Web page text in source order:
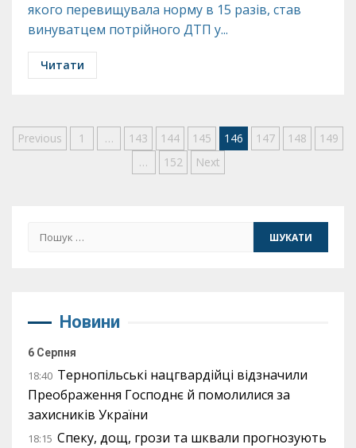
якого перевищувала норму в 15 разів, став
винуватцем потрійного ДТП у...
Читати
Пагінація
Previous 1 … 143 144 145 146 147 148
149
…
152 Next
Пошук:
Новини
6 Серпня
18:40 Тернопільські нацгвардійці відзначили
Преображення Господнє й помолилися за
захисників України
18:15 Спеку, дощ, грози та шквали прогнозують